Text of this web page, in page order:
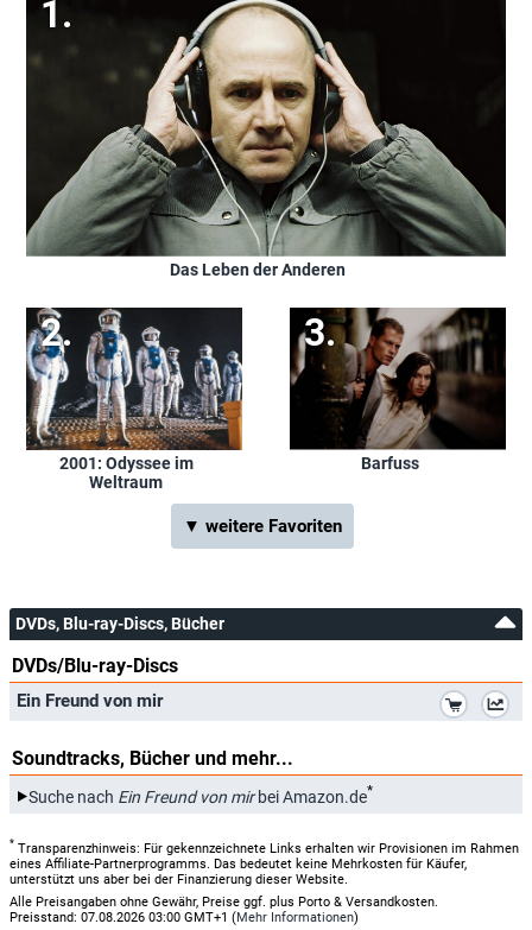
Das Leben der Anderen
2001: Odyssee im
Weltraum
Barfuss
▼ weitere Favoriten
DVDs, Blu-ray-Discs, Bücher
DVDs/Blu-ray-Discs
Ein Freund von mir
Soundtracks, Bücher und mehr...
Suche nach Ein Freund von mirbei Amazon.de*
* Transparenzhinweis: Für gekennzeichnete Links erhalten wir Provisionen im Rahmen
eines Affiliate-Partnerprogramms. Das bedeutet keine Mehrkosten für Käufer,
unterstützt uns aber bei der Finanzierung dieser Website.
Alle Preisangaben ohne Gewähr, Preise ggf. plus Porto & Versandkosten.
Preisstand: 07.08.2026 03:00 GMT+1 (Mehr Informationen)